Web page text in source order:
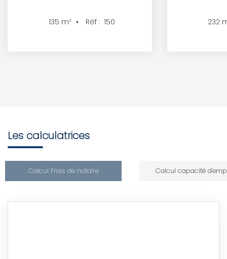
135 m² Réf : 150 232
Les calculatrices
Calcul Frais de notaire Calcul capacité